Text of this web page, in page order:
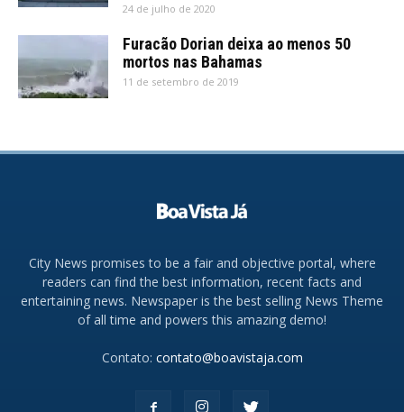
24 de julho de 2020
Furacão Dorian deixa ao menos 50
mortos nas Bahamas
11 de setembro de 2019
City News promises to be a fair and objective portal, where
readers can find the best information, recent facts and
entertaining news. Newspaper is the best selling News Theme
of all time and powers this amazing demo!
Contato: contato@boavistaja.com